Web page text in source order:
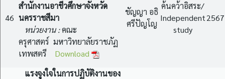
46
สำนักงานอาชีวศึกษาจังหวัด
นครราชสีมา
หน่วยงาน :คณะ
ครุศาสตร์ มหาวิทยาลัยราชภัฏ
เทพสตรี Download
ชัญญา อธิ
ศรีปัญโญ
ค้นคว้าอิสระ/
Independent
study
2567
แรงจูงใจในการปฏิบัติงานของ